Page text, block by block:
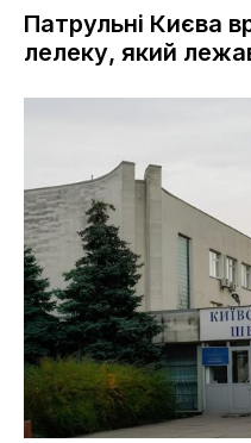
Патрульні Києва
лелеку, який